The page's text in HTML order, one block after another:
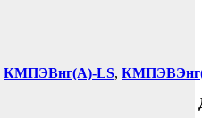
КМПЭВнг(А)-LS,